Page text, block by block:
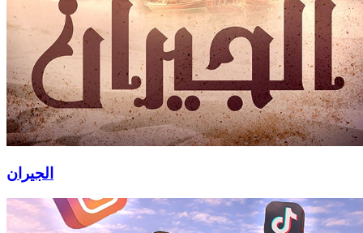
الجيران